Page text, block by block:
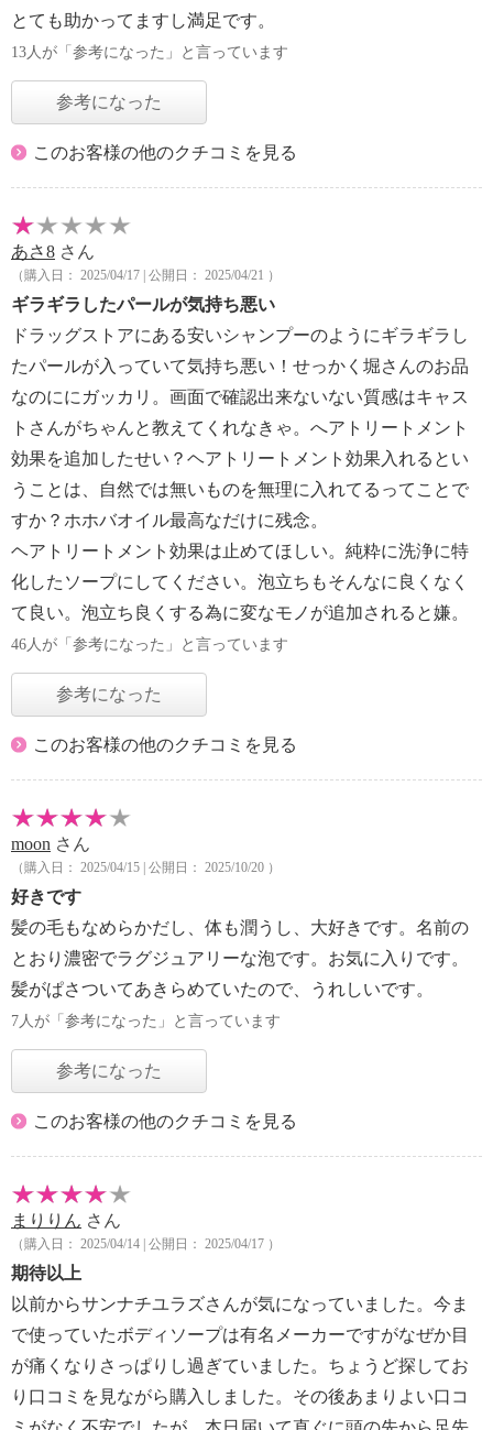
とても助かってますし満足です。
13人が「参考になった」と言っています
参考になった
このお客様の他のクチコミを見る
あさ8 さん
（購入日： 2025/04/17 | 公開日： 2025/04/21 ）
ギラギラしたパールが気持ち悪い
ドラッグストアにある安いシャンプーのようにギラギラし
たパールが入っていて気持ち悪い！せっかく堀さんのお品
なのににガッカリ。画面で確認出来ないない質感はキャス
トさんがちゃんと教えてくれなきゃ。へアトリートメント
効果を追加したせい？ヘアトリートメント効果入れるとい
うことは、自然では無いものを無理に入れてるってことで
すか？ホホバオイル最高なだけに残念。
ヘアトリートメント効果は止めてほしい。純粋に洗浄に特
化したソープにしてください。泡立ちもそんなに良くなく
て良い。泡立ち良くする為に変なモノが追加されると嫌。
46人が「参考になった」と言っています
参考になった
このお客様の他のクチコミを見る
moon さん
（購入日： 2025/04/15 | 公開日： 2025/10/20 ）
好きです
髪の毛もなめらかだし、体も潤うし、大好きです。名前の
とおり濃密でラグジュアリーな泡です。お気に入りです。
髪がぱさついてあきらめていたので、うれしいです。
7人が「参考になった」と言っています
参考になった
このお客様の他のクチコミを見る
まりりん さん
（購入日： 2025/04/14 | 公開日： 2025/04/17 ）
期待以上
以前からサンナチユラズさんが気になっていました。今ま
で使っていたボディソープは有名メーカーですがなぜか目
が痛くなりさっぱりし過ぎていました。ちょうど探してお
り口コミを見ながら購入しました。その後あまりよい口コ